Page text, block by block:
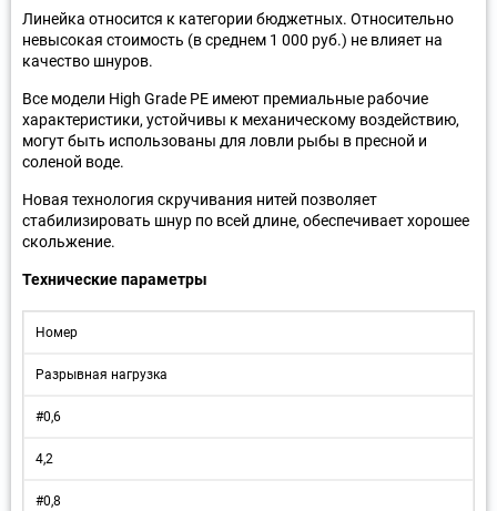
Линейка относится к категории бюджетных. Относительно
невысокая стоимость (в среднем 1 000 руб.) не влияет на
качество шнуров.
Все модели High Grade PE имеют премиальные рабочие
характеристики, устойчивы к механическому воздействию,
могут быть использованы для ловли рыбы в пресной и
соленой воде.
Новая технология скручивания нитей позволяет
стабилизировать шнур по всей длине, обеспечивает хорошее
скольжение.
Технические параметры
Номер
Разрывная нагрузка
#0,6
4,2
#0,8